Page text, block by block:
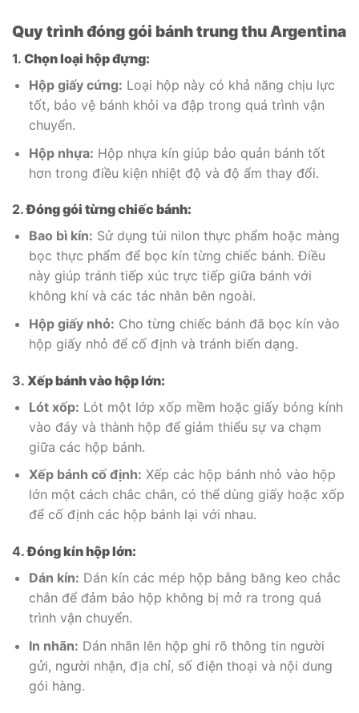
Quy trình đóng gói bánh trung thu Argentina
1. Chọn loại hộp đựng:
Hộp giấy cứng: Loại hộp này có khả năng chịu lực
tốt, bảo vệ bánh khỏi va đập trong quá trình vận
chuyển.
Hộp nhựa: Hộp nhựa kín giúp bảo quản bánh tốt
hơn trong điều kiện nhiệt độ và độ ẩm thay đổi.
2.Đóng gói từng chiếc bánh:
Bao bì kín: Sử dụng túi nilon thực phẩm hoặc màng
bọc thực phẩm để bọc kín từng chiếc bánh. Điều
này giúp tránh tiếp xúc trực tiếp giữa bánh với
không khí và các tác nhân bên ngoài.
Hộp giấy nhỏ: Cho từng chiếc bánh đã bọc kín vào
hộp giấy nhỏ để cố định và tránh biến dạng.
3. Xếp bánh vào hộp lớn:
Lót xốp: Lót một lớp xốp mềm hoặc giấy bóng kính
vào đáy và thành hộp để giảm thiểu sự va chạm
giữa các hộp bánh.
Xếp bánh cố định: Xếp các hộp bánh nhỏ vào hộp
lớn một cách chắc chắn, có thể dùng giấy hoặc xốp
để cố định các hộp bánh lại với nhau.
4.Đóng kín hộp lớn:
Dán kín: Dán kín các mép hộp bằng băng keo chắc
chắn để đảm bảo hộp không bị mở ra trong quá
trình vận chuyển.
In nhãn: Dán nhãn lên hộp ghi rõ thông tin người
gửi, người nhận, địa chỉ, số điện thoại và nội dung
gói hàng.